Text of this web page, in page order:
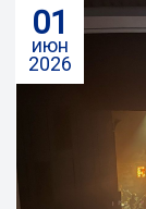
01
июн
2026